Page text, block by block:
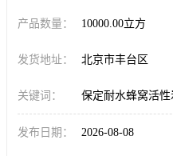
产品数量： 10000.00立方
发货地址： 北京市丰台区
关键词： 保定耐水蜂窝活性
发布日期： 2026-08-08